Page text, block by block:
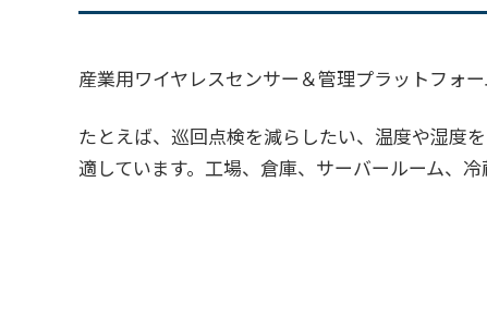
産業用ワイヤレスセンサー＆管理プラットフォ
たとえば、巡回点検を減らしたい、温度や湿度
適しています。工場、倉庫、サーバールーム、